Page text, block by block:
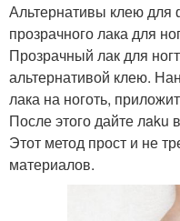
Альтернативы клею для
прозрачного лака для
Прозрачный лак для
альтернативой клею.
лака на ноготь,
После этого дайте лaku
Этот метод прост и не
материалов.